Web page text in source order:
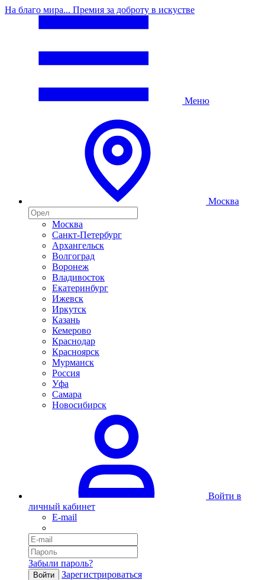
На благо мира... Премия за доброту в искустве
Меню
Москва
Москва
Санкт-Петербург
Архангельск
Волгоград
Воронеж
Владивосток
Екатеринбург
Ижевск
Иркутск
Казань
Кемерово
Краснодар
Красноярск
Мурманск
Россия
Уфа
Самара
Новосибирск
Войти в
личный кабинет
E-mail
Забыли пароль?
Войти Зарегистрироваться